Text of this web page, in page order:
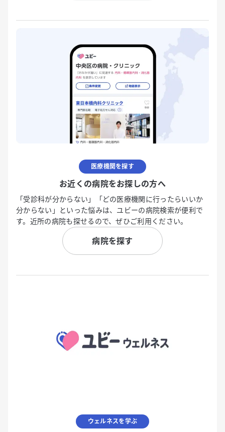
医療機関を探す
お近くの病院をお探しの方へ
「受診科が分からない」「どの医療機関に行ったらいいか
分からない」といった悩みは、ユビーの病院検索が便利で
す。近所の病院も探せるので、ぜひご利用ください。
病院を探す
ウェルネスを学ぶ